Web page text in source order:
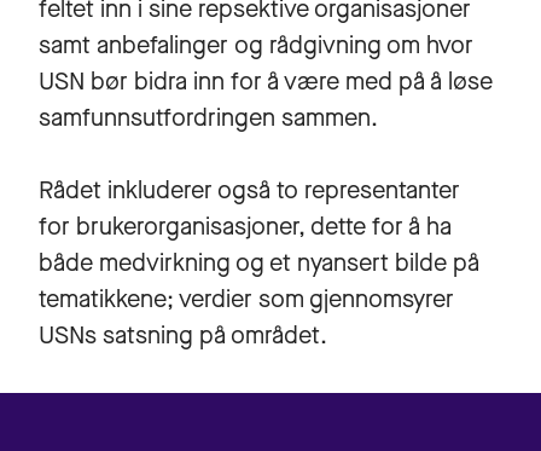
feltet inn i sine repsektive organisasjoner
samt anbefalinger og rådgivning om hvor
USN bør bidra inn for å være med på å løse
samfunnsutfordringen sammen.
Rådet inkluderer også to representanter
for brukerorganisasjoner, dette for å ha
både medvirkning og et nyansert bilde på
tematikkene; verdier som gjennomsyrer
USNs satsning på området.